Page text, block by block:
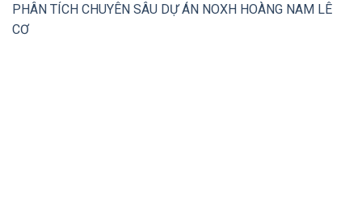
PHÂN TÍCH CHUYÊN SÂU DỰ ÁN NOXH HOÀNG NAM LÊ
CƠ